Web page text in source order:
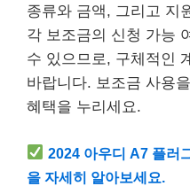
종류와 금액, 그리고 지
각 보조금의 신청 가능
수 있으므로, 구체적인
바랍니다. 보조금 사용
혜택을 누리세요.
2024 아우디 A7 플러
을 자세히 알아보세요.